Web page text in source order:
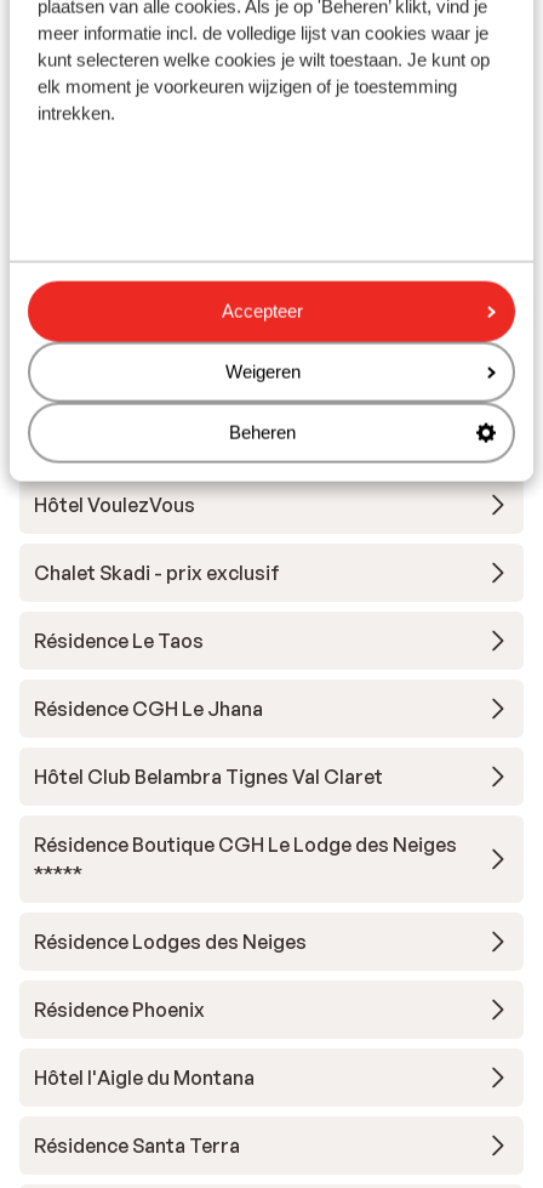
plaatsen van alle cookies. Als je op 'Beheren’ klikt, vind je
meer informatie incl. de volledige lijst van cookies waar je
kunt selecteren welke cookies je wilt toestaan. Je kunt op
elk moment je voorkeuren wijzigen of je toestemming
intrekken.
Accepteer
Weigeren
Beheren
mètres
Distance jusqu'aux remontées mécaniques
environ 50 mètres
Forfait, cours et matériel de ski
Cours
Autres hébergements - Val d'Isère
Tignes
Hôtel VoulezVous
Chalet Skadi - prix exclusif
Résidence Le Taos
Résidence CGH Le Jhana
Hôtel Club Belambra Tignes Val Claret
Résidence Boutique CGH Le Lodge des Neiges
*****
Résidence Lodges des Neiges
Résidence Phoenix
Hôtel l'Aigle du Montana
Résidence Santa Terra